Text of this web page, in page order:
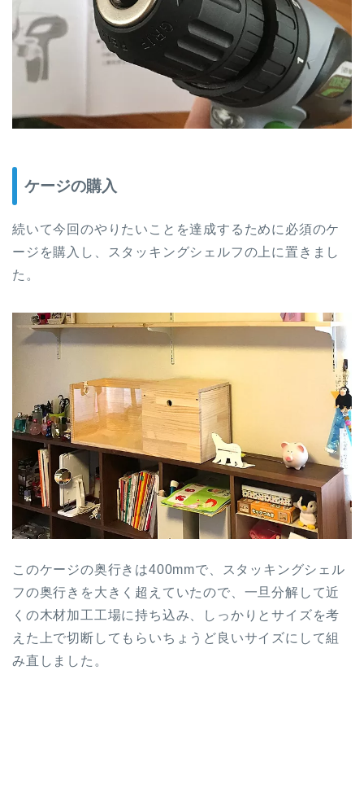
ケージの購入
続いて今回のやりたいことを達成するために必須のケ
ージを購入し、スタッキングシェルフの上に置きまし
た。
このケージの奥行きは400mmで、スタッキングシェル
フの奥行きを大きく超えていたので、一旦分解して近
くの木材加工工場に持ち込み、しっかりとサイズを考
えた上で切断してもらいちょうど良いサイズにして組
み直しました。